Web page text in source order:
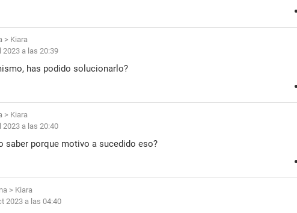
> Kiara
2023 a las 20:39
has podido solucionarlo?
> Kiara
2023 a las 20:40
saber porque motivo a sucedido eso?
> Kiara
2023 a las 04:40